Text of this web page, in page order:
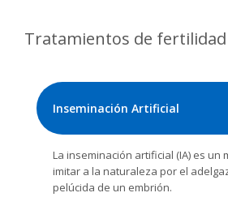
Tratamientos de fertilidad
Inseminación Artificial
La inseminación artificial (IA) es un
imitar a la naturaleza por el
pelúcida de un embrión.